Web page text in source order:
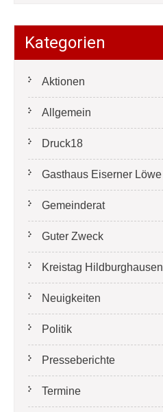
Kategorien
Aktionen
Allgemein
Druck18
Gasthaus Eiserner Löwe
Gemeinderat
Guter Zweck
Kreistag Hildburghausen
Neuigkeiten
Politik
Presseberichte
Termine